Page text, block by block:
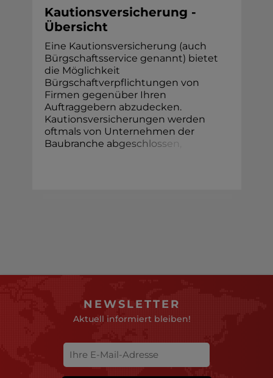
Kautionsversicherung -
Übersicht
Eine Kautionsversicherung (auch
Bürgschaftsservice genannt) bietet
die Möglichkeit
Bürgschaftverpflichtungen von
Firmen gegenüber Ihren
Auftraggebern abzudecken.
Kautionsversicherungen werden
oftmals von Unternehmen der
Baubranche abgeschlossen
NEWSLETTER
Aktuell informiert bleiben!